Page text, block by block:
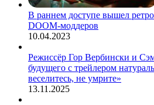
В раннем доступе вышел
DOOM-моддеров
10.04.2023
Режиссёр Гор Вербински и
будущего с трейлером
веселитесь, не умрите»
13.11.2025